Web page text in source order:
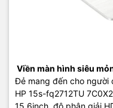
Viền màn hình siêu
Đẻ mang đến cho người
HP 15s-fq2712TU
15.6inch, độ phân giải